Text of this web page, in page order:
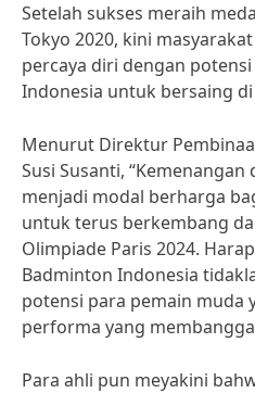
Setelah sukses meraih
Tokyo 2020, kini
percaya diri dengan
Indonesia untuk bersaing
Menurut Direktur
Susi Susanti,
menjadi modal berharga
untuk terus berkembang
Olimpiade Paris 2024.
Badminton Indonesia
potensi para pemain muda
performa yang
Para ahli pun meyakini